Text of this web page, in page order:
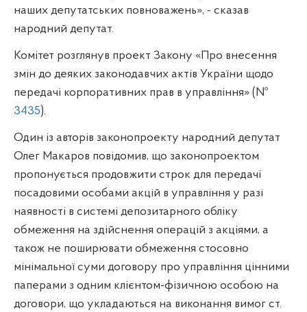
наших депутатських повноважень», - сказав
народний депутат.
Комітет розглянув проект Закону «Про внесення
змін до деяких законодавчих актів України щодо
передачі корпоративних прав в управління» (№
3435).
Один із авторів законопроекту народний депутат
Олег Макаров повідомив, що законопроектом
пропонується продовжити строк для передачі
посадовими особами акцій в управління у разі
наявності в системі депозитарного обліку
обмеження на здійснення операцій з акціями, а
також не поширювати обмеження стосовно
мінімальної суми договору про управління цінними
паперами з одним клієнтом-фізичною особою на
договори, що укладаються на виконання вимог ст.